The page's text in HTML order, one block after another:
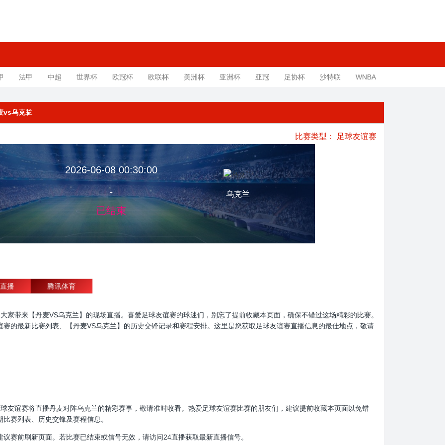
法甲 中超 世界杯 欧冠杯 欧联杯 美洲杯 亚洲杯 亚冠 足协杯 沙特联 WNBA
vs乌克兰
比赛类型： 足球友谊赛
2026-06-08 00:30:00
-
已结束
乌克兰
播 腾讯体育
带来【丹麦VS乌克兰】的现场直播。喜爱足球友谊赛的球迷们，别忘了提前收藏本页面，确保不错过这场精彩的比赛。
的最新比赛列表、【丹麦VS乌克兰】的历史交锋记录和赛程安排。这里是您获取足球友谊赛直播信息的最佳地点，敬请
友谊赛将直播丹麦对阵乌克兰的精彩赛事，敬请准时收看。热爱足球友谊赛比赛的朋友们，建议提前收藏本页面以免错
赛列表、历史交锋及赛程信息。
赛前刷新页面。若比赛已结束或信号无效，请访问24直播获取最新直播信号。